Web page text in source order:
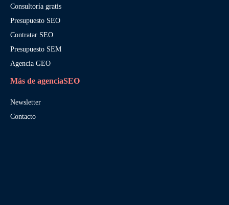
Consultoría gratis
Presupuesto SEO
Contratar SEO
Presupuesto SEM
Agencia GEO
Más de agenciaSEO
Newsletter
Contacto